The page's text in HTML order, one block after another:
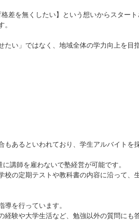
差を無くしたい】という想いからスター
い」ではなく、地域全体の学力向上を目
あるといわれており、学生アルバイト
講師を雇わないで塾経営が可能です。
の定期テストや教科書の内容に沿って、
を行っています。
験や大学生活など、勉強以外の質問にも